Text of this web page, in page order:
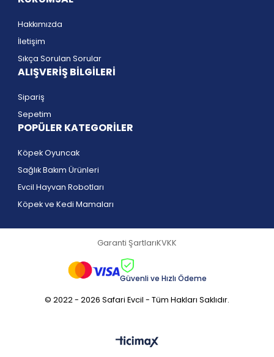
Hakkımızda
İletişim
Sıkça Sorulan Sorular
ALIŞVERİŞ BİLGİLERİ
Sipariş
Sepetim
POPÜLER KATEGORİLER
Köpek Oyuncak
Sağlık Bakım Ürünleri
Evcil Hayvan Robotları
Köpek ve Kedi Mamaları
Garanti ŞartlarıKVKK
Güvenli ve Hızlı Ödeme
© 2022 - 2026 Safari Evcil - Tüm Hakları Saklıdır.